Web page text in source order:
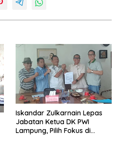
Iskandar Zulkarnain Lepas
Jabatan Ketua DK PWI
Lampung, Pilih Fokus di